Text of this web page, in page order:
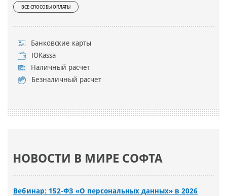
ВСЕ СПОСОБЫ ОПЛАТЫ
Банковские карты
ЮKassa
Наличный расчет
Безналичный расчет
НОВОСТИ В МИРЕ СОФТА
Вебинар: 152-ФЗ «О персональных данных» в 2026